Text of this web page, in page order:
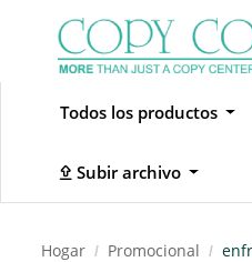
Todos los productos
Subir archivo
Subir archivo
Hogar Promocional